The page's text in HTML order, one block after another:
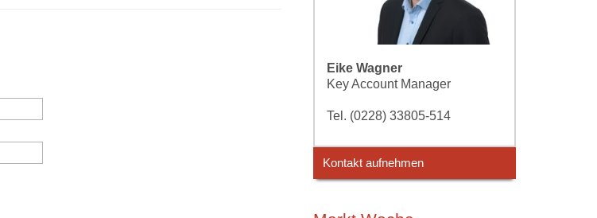
Eike Wagner
Key Account Manager
Tel. (0228) 33805-514
Kontakt aufnehmen